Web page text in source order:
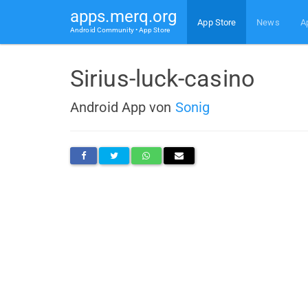
apps.merq.org
Android Community • App Store
App Store News
Sirius-luck-casino
Android App von Sonig